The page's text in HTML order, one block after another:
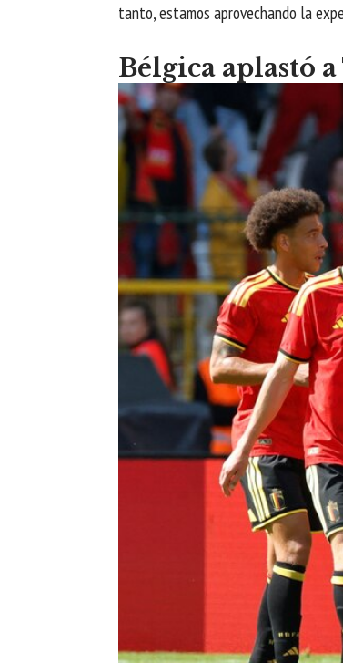
tanto, estamos aprovechando la
Bélgica aplastó